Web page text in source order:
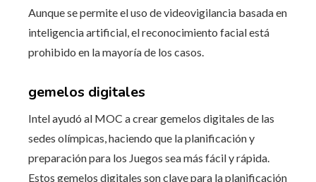
Aunque se permite el uso de videovigilancia basada en
inteligencia artificial, el reconocimiento facial está
prohibido en la mayoría de los casos.
gemelos digitales
Intel ayudó al MOC a crear gemelos digitales de las
sedes olímpicas, haciendo que la planificación y
preparación para los Juegos sea más fácil y rápida.
Estos gemelos digitales son clave para la planificación